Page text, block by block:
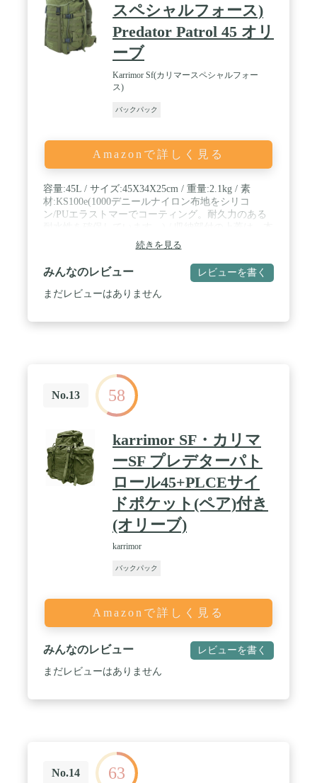
スペシャルフォース)
Predator Patrol 45 オリ
ーブ
Karrimor Sf(カリマースペシャルフォー
ス)
バックパック
Amazonで詳しく見る
容量:45L / サイズ:45X34X25cm / 重量:2.1kg / 素
材:KS100e(1000デニールナイロン布地をシリコ
ン/PUエラストマーでコーティング。耐久力のある
体から取り外して使用可能。 / PLCEサイドポケッ
ト対応 / MOLLEシステム装備 / パームバックシステ
ム / 収納可能なウエストベルト / クイックリリース
ベルトバックル / 胸部ストラップ / コンプレッショ
ンストラップ / 上部前後にキャリーハンドル付 / ス
続きを見る
みんなのレビュー レビューを書く
まだレビューはありません
No.13 58
karrimor SF・カリマ
ーSF プレデターパト
ロール45+PLCEサイ
ドポケット(ペア)付き
(オリーブ)
karrimor
バックパック
Amazonで詳しく見る
みんなのレビュー レビューを書く
まだレビューはありません
No.14 63